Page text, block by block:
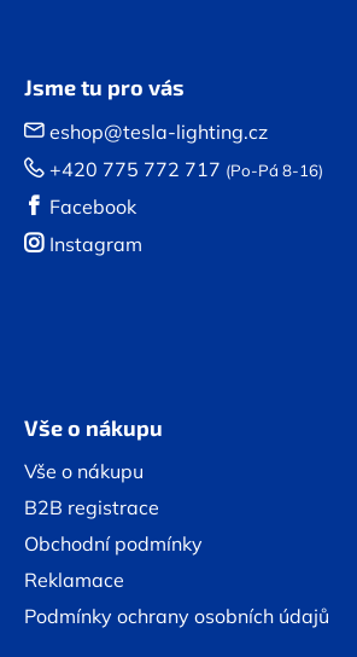
Jsme tu pro vás
eshop@tesla-lighting.cz
+420 775 772 717 (Po-Pá 8-16)
Facebook
Instagram
Vše o nákupu
Vše o nákupu
B2B registrace
Obchodní podmínky
Reklamace
Podmínky ochrany osobních údajů